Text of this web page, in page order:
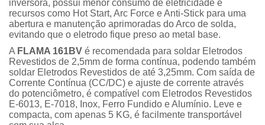
inversora, possui menor consumo de eletricidade e
recursos como Hot Start, Arc Force e Anti-Stick para uma
abertura e manutenção aprimoradas do Arco de solda,
evitando que o eletrodo fique preso ao metal base.
A FLAMA 161BV é recomendada para soldar Eletrodos
Revestidos de 2,5mm de forma contínua, podendo também
soldar Eletrodos Revestidos de até 3,25mm. Com saída de
Corrente Contínua (CC/DC) e ajuste de corrente através
do potenciômetro, é compatível com Eletrodos Revestidos
E-6013, E-7018, Inox, Ferro Fundido e Alumínio. Leve e
compacta, com apenas 5 KG, é facilmente transportável